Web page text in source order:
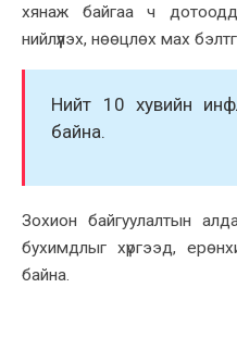
хянаж байгаа ч
нийлүүлэх, нөөцлөх мах
Нийт 10 хувийн
байна.
Зохион байгуулалтын
бухимдлыг хүргээд,
байна.